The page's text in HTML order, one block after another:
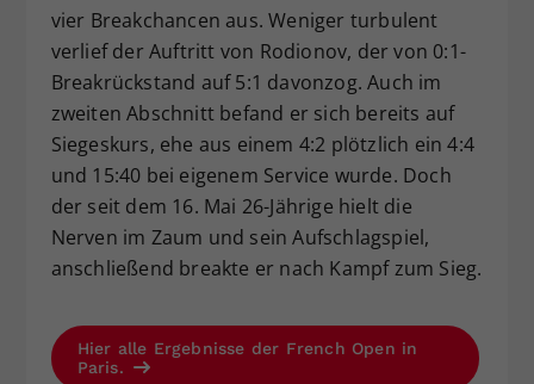
vier Breakchancen aus. Weniger turbulent
verlief der Auftritt von Rodionov, der von 0:1-
Breakrückstand auf 5:1 davonzog. Auch im
zweiten Abschnitt befand er sich bereits auf
Siegeskurs, ehe aus einem 4:2 plötzlich ein 4:4
und 15:40 bei eigenem Service wurde. Doch
der seit dem 16. Mai 26-Jährige hielt die
Nerven im Zaum und sein Aufschlagspiel,
anschließend breakte er nach Kampf zum Sieg.
Hier alle Ergebnisse der French Open in
Paris.